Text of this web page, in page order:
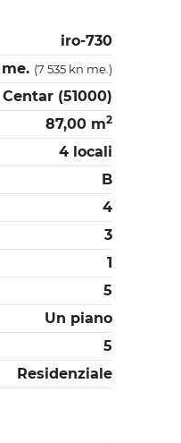
iro-730
(7 535 kn me.)
(51000)
87,00 m2
4 locali
B
4
3
1
5
Un piano
5
Residenziale